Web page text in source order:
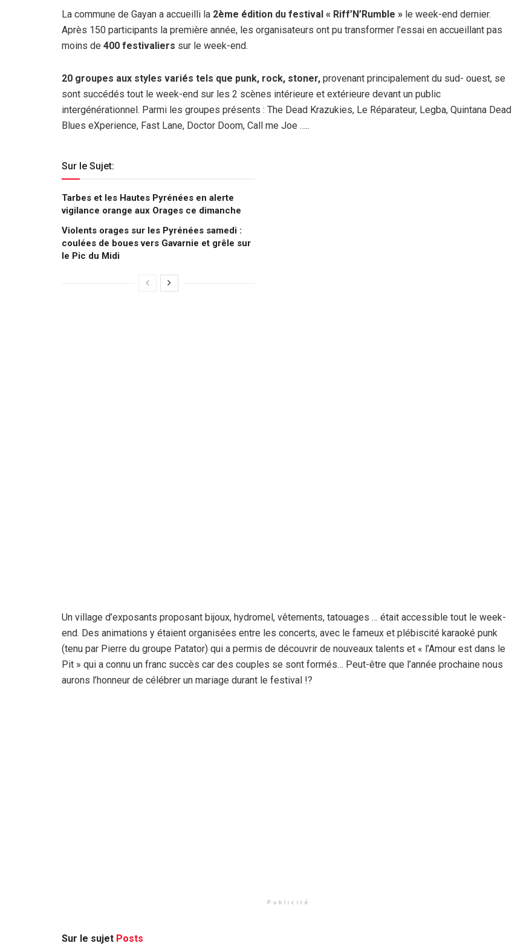
La commune de Gayan a accueilli la 2ème édition du festival « Riff’N’Rumble » le week-end dernier.
Après 150 participants la première année, les organisateurs ont pu transformer l’essai en accueillant pas
moins de 400 festivaliers sur le week-end.
20 groupes aux styles variés tels que punk, rock, stoner, provenant principalement du sud- ouest, se
sont succédés tout le week-end sur les 2 scènes intérieure et extérieure devant un public
intergénérationnel. Parmi les groupes présents : The Dead Krazukies, Le Réparateur, Legba, Quintana Dead
Blues eXperience, Fast Lane, Doctor Doom, Call me Joe …..
Sur le Sujet:
Tarbes et les Hautes Pyrénées en alerte
vigilance orange aux Orages ce dimanche
Violents orages sur les Pyrénées samedi :
coulées de boues vers Gavarnie et grêle sur
le Pic du Midi
Un village d’exposants proposant bijoux, hydromel, vêtements, tatouages … était accessible tout le week-
end. Des animations y étaient organisées entre les concerts, avec le fameux et plébiscité karaoké punk
(tenu par Pierre du groupe Patator) qui a permis de découvrir de nouveaux talents et « l’Amour est dans le
Pit » qui a connu un franc succès car des couples se sont formés… Peut-être que l’année prochaine nous
aurons l’honneur de célébrer un mariage durant le festival !?
Publicité
Sur le sujet Posts